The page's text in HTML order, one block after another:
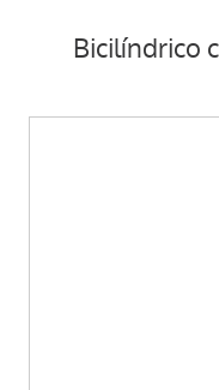
Bicilíndrico